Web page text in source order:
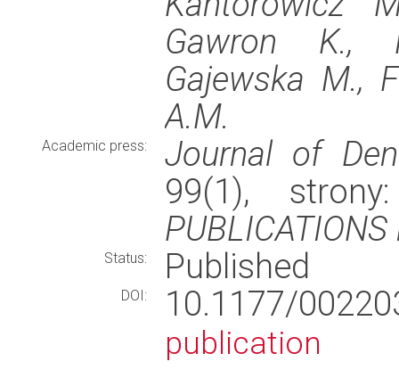
Gawron K.,
Gajewska M.,
A.M.
Academic press:
Journal of
99(1),
Status: Published
DOI: 10.1177/
publication